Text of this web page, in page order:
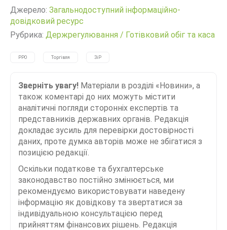
Джерело: Загальнодоступний інформаційно-
довідковий ресурс
Рубрика: Держрегулювання / Готівковий обіг та каса
РРО Торгівля ЗіР
Зверніть увагу! Матеріали в розділі «Новини», а
також коментарі до них можуть містити
аналітичні погляди сторонніх експертів та
представників державних органів. Редакція
докладає зусиль для перевірки достовірності
даних, проте думка авторів може не збігатися з
позицією редакції.
Оскільки податкове та бухгалтерське
законодавство постійно змінюється, ми
рекомендуємо використовувати наведену
інформацію як довідкову та звертатися за
індивідуальною консультацією перед
прийняттям фінансових рішень. Редакція